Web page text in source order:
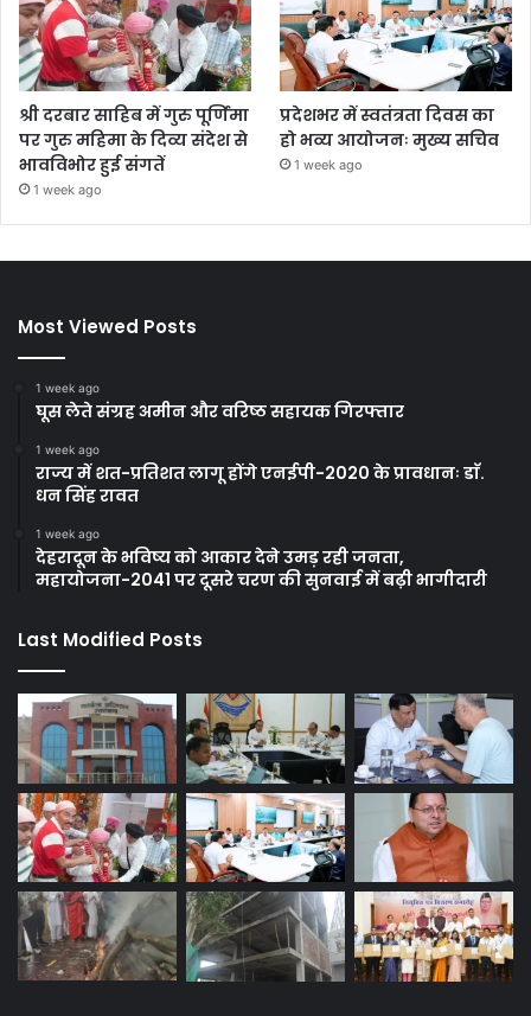
श्री दरबार साहिब में गुरु पूर्णिमा
पर गुरु महिमा के दिव्य संदेश से
भावविभोर हुई संगतें
1 week ago
प्रदेशभर में स्वतंत्रता दिवस का
हो भव्य आयोजनः मुख्य सचिव
1 week ago
Most Viewed Posts
1 week ago
घूस लेते संग्रह अमीन और वरिष्ठ सहायक गिरफ्तार
1 week ago
राज्य में शत-प्रतिशत लागू होंगे एनईपी-2020 के प्रावधानः डाॅ.
धन सिंह रावत
1 week ago
देहरादून के भविष्य को आकार देने उमड़ रही जनता,
महायोजना-2041 पर दूसरे चरण की सुनवाई में बढ़ी भागीदारी
Last Modified Posts